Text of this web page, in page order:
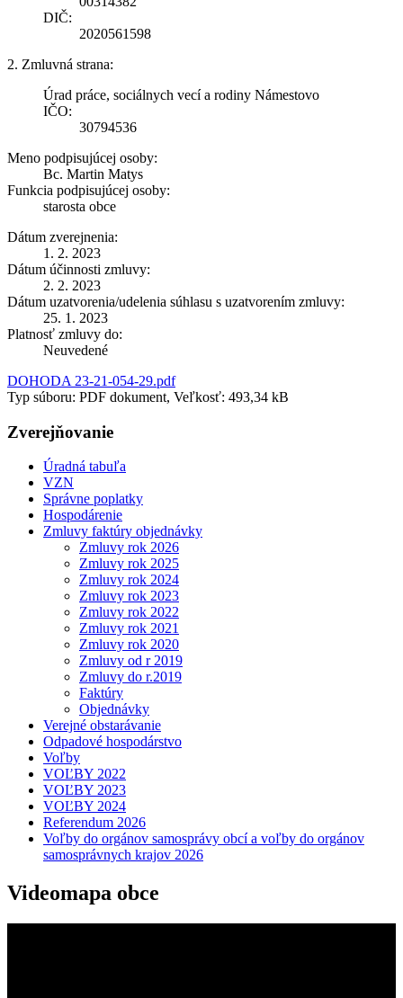
DIČ:
2020561598
2. Zmluvná strana:
Úrad práce, sociálnych vecí a rodiny Námestovo
IČO:
30794536
Meno podpisujúcej osoby:
Bc. Martin Matys
Funkcia podpisujúcej osoby:
starosta obce
Dátum zverejnenia:
1. 2. 2023
Dátum účinnosti zmluvy:
2. 2. 2023
Dátum uzatvorenia/udelenia súhlasu s uzatvorením zmluvy:
25. 1. 2023
Platnosť zmluvy do:
Neuvedené
DOHODA 23-21-054-29.pdf
Typ súboru: PDF dokument, Veľkosť: 493,34 kB
Zverejňovanie
Úradná tabuľa
VZN
Správne poplatky
Hospodárenie
Zmluvy faktúry objednávky
Zmluvy rok 2026
Zmluvy rok 2025
Zmluvy rok 2024
Zmluvy rok 2023
Zmluvy rok 2022
Zmluvy rok 2021
Zmluvy rok 2020
Zmluvy od r 2019
Zmluvy do r.2019
Faktúry
Objednávky
Verejné obstarávanie
Odpadové hospodárstvo
Voľby
VOĽBY 2022
VOĽBY 2023
VOĽBY 2024
Referendum 2026
Voľby do orgánov samosprávy obcí a voľby do orgánov
samosprávnych krajov 2026
Videomapa obce